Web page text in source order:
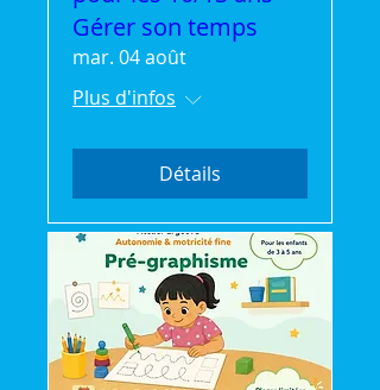
Gérer son temps
mar. 04 août
Plus d'infos
Détails